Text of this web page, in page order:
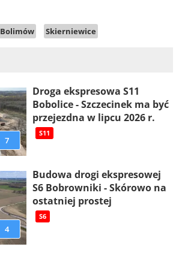
Bolimów Skierniewice
7
Droga ekspresowa S11
Bobolice - Szczecinek ma być
przejezdna w lipcu 2026 r.
S11
4
Budowa drogi ekspresowej
S6 Bobrowniki - Skórowo na
ostatniej prostej
S6